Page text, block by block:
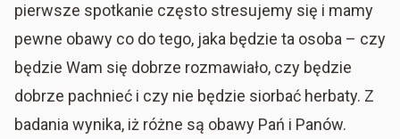
pierwsze spotkanie często stresujemy się i mamy
pewne obawy co do tego, jaka będzie ta osoba – czy
będzie Wam się dobrze rozmawiało, czy będzie
dobrze pachnieć i czy nie będzie siorbać herbaty. Z
badania wynika, iż różne są obawy Pań i Panów.